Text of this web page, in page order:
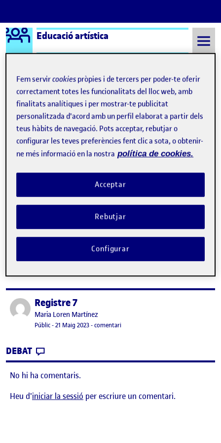
Saltar al contingut
Logo Ágora
Educació artística
Semestre 20222 - Aula 1 21 Maig, 2023
21 Maig, 2023
Publicat perRegistre 7, La Festa Major
DEBAT CONTRIBUTION
0
EL REGISTRE 7, LA FESTA MAJOR
No hi ha comentaris.
per escriure un comentari.
Publicat perRegistre 7
Publicat per
Maria Loren Martínez
Visibilitat:
Públic-Data de publicació
21 Maig 2023-comentariel Registre 7
DEBAT
No hi ha comentaris.
Heu d'iniciar la sessió per escriure un comentari.
Fem servircookies pròpies i de tercers per poder-te oferir
correctament totes les funcionalitats del lloc web, amb
finalitats analítiques i per mostrar-te publicitat
personalitzada d'acord amb un perfil elaborat a partir dels
teus hàbits de navegació. Pots acceptar, rebutjar o
configurar les teves preferències fent clic a sota, o obtenir-
ne més informació en la nostra política de cookies.
Rebutjar
Acceptar
Configurar